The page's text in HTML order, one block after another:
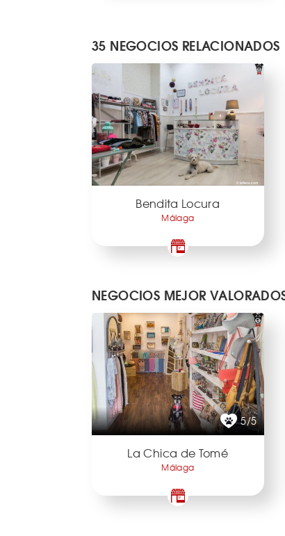
35 NEGOCIOS RELACIONADOS
Bendita Locura
Málaga
NEGOCIOS MEJOR
5/5
La Chica de Tomé
Málaga